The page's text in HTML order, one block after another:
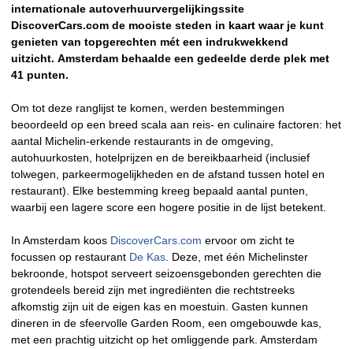
internationale autoverhuurvergelijkingssite
DiscoverCars.com de mooiste steden in kaart waar je kunt
genieten van topgerechten mét een indrukwekkend
uitzicht. Amsterdam behaalde een gedeelde derde plek met
41 punten.
Om tot deze ranglijst te komen, werden bestemmingen
beoordeeld op een breed scala aan reis- en culinaire factoren: het
aantal Michelin-erkende restaurants in de omgeving,
autohuurkosten, hotelprijzen en de bereikbaarheid (inclusief
tolwegen, parkeermogelijkheden en de afstand tussen hotel en
restaurant). Elke bestemming kreeg bepaald aantal punten,
waarbij een lagere score een hogere positie in de lijst betekent.
In Amsterdam koos DiscoverCars.com ervoor om zicht te
focussen op restaurant De Kas . Deze, met één Michelinster
bekroonde, hotspot serveert seizoensgebonden gerechten die
grotendeels bereid zijn met ingrediënten die rechtstreeks
afkomstig zijn uit de eigen kas en moestuin. Gasten kunnen
dineren in de sfeervolle Garden Room, een omgebouwde kas,
met een prachtig uitzicht op het omliggende park. Amsterdam